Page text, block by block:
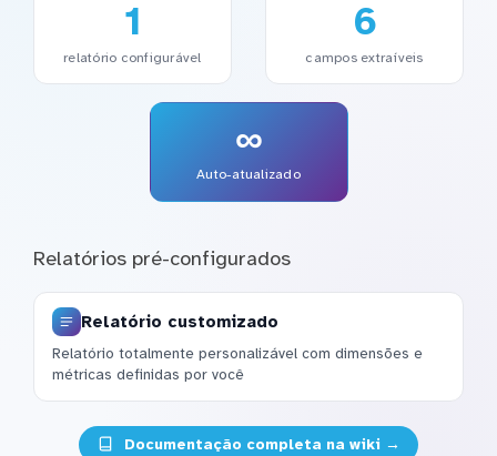
1
relatório configurável
6
campos extraíveis
∞
Auto-atualizado
Relatórios pré-configurados
Relatório customizado
Relatório totalmente personalizável com dimensões e
métricas definidas por você
Documentação completa na wiki →